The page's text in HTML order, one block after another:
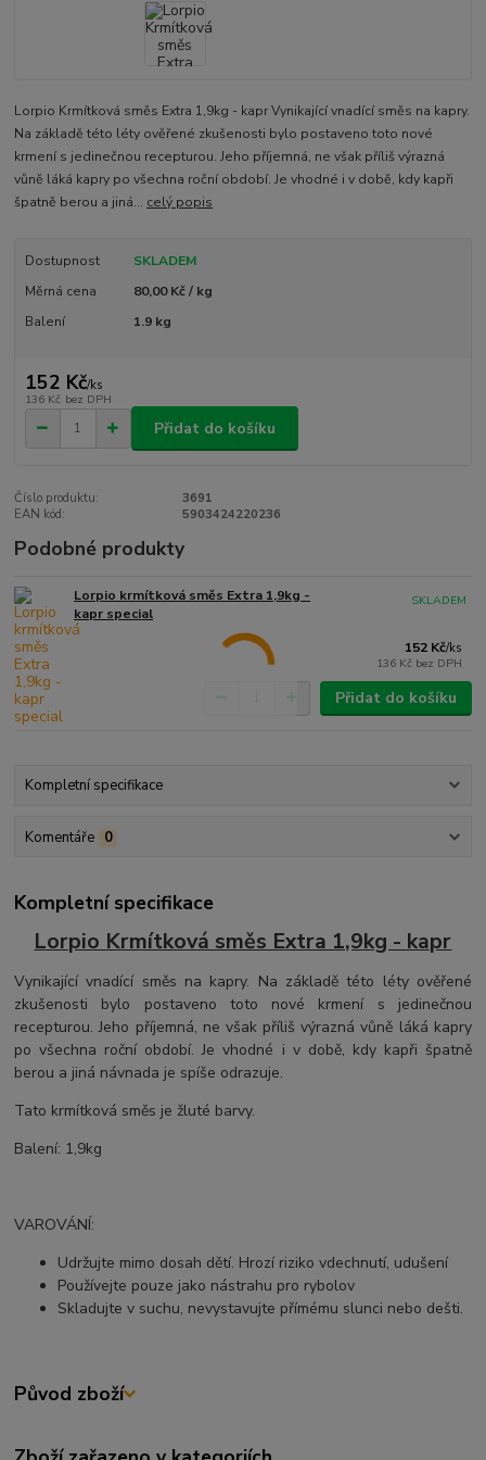
Lorpio Krmítková směs Extra 1,9kg - kapr Vynikající vnadící směs na kapry.
Na základě této léty ověřené zkušenosti bylo postaveno toto nové
krmení s jedinečnou recepturou. Jeho příjemná, ne však příliš výrazná
vůně láká kapry po všechna roční období. Je vhodné i v době, kdy kapři
špatně berou a jiná... celý popis
Dostupnost
SKLADEM
Měrná cena
80,00 Kč / kg
Balení
1.9 kg
152 Kč/ks
136 Kč bez DPH
Přidat do košíku
Číslo produktu:
3691
EAN kód:
5903424220236
Podobné produkty
Lorpio krmítková směs Extra 1,9kg -
kapr special
152 Kč/ks
136 Kč bez DPH
SKLADEM
Přidat do košíku
Kompletní specifikace
Komentáře 0
Kompletní specifikace
Lorpio Krmítková směs Extra 1,9kg - kapr
Vynikající vnadící směs na kapry. Na základě této léty ověřené
zkušenosti bylo postaveno toto nové krmení s jedinečnou
recepturou. Jeho příjemná, ne však příliš výrazná vůně láká kapry
po všechna roční období. Je vhodné i v době, kdy kapři špatně
berou a jiná návnada je spíše odrazuje.
Tato krmítková směs je žluté barvy.
Balení: 1,9kg
VAROVÁNÍ:
Udržujte mimo dosah dětí. Hrozí riziko vdechnutí, udušení
Používejte pouze jako nástrahu pro rybolov
Skladujte v suchu, nevystavujte přímému slunci nebo dešti.
Původ zboží